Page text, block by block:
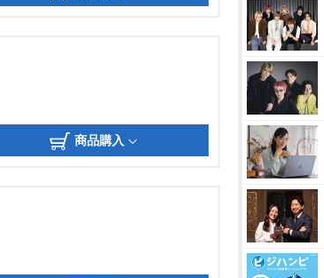
商品購入